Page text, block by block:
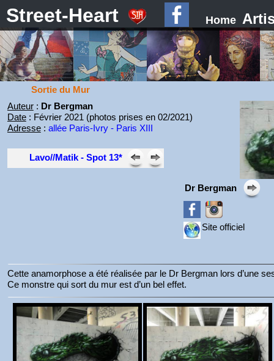
Street-Heart Home
Sortie du Mur
Auteur: Dr Bergman
Date: Février 2021 (photos prises en 02/2021)
Adresse: allée Paris-Ivry - Paris XIII
Lavo//Matik - Spot 13*
Dr Bergman
Site officiel
Cette anamorphose a été réalisée par le Dr Bergman lors d’une
Ce monstre qui sort du mur est d’un bel effet.